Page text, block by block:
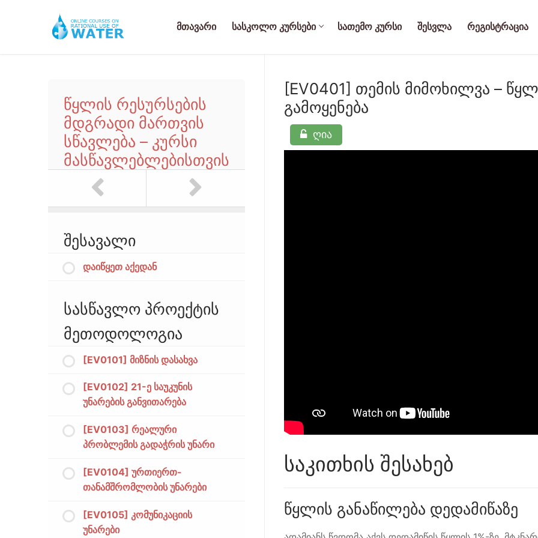
Მთავარი Სასკოლო Კურსები Სათემო Კურსი Შესვლა Რეგისტრაცია
Მთავარი
Სასკოლო Კურსები
კურსი მასწავლებლებისთვის
VI-VIII კლასები – კურსი მოსწავლეებისთვის
Სათემო Კურსი
Შესვლა
Რეგისტრაცია
[EV0401] თემის მიმოხილვა –
გამოყენება
ღია
საკითხის შესახებ
წყლის განაწილება დედამიწაზე
წყლის რესურსების
მდგრადი მართვის
სწავლება – კურსი
მასწავლებლებისთვის
შესავალი
დაიწყეთ აქედან
სასწავლო პროექტის
მეთოდოლოგია
[EV0101] მიზნის დასახვა
[EV0102] 21-ე საუკუნის
უნარების განვითარება
[EV0103] რეალური
პრობლემის გადაჭრის უნარი
[EV0104] ურთიერთ-
თანამშრომლობის უნარები
[EV0105] კომუნიკაციის
უნარები